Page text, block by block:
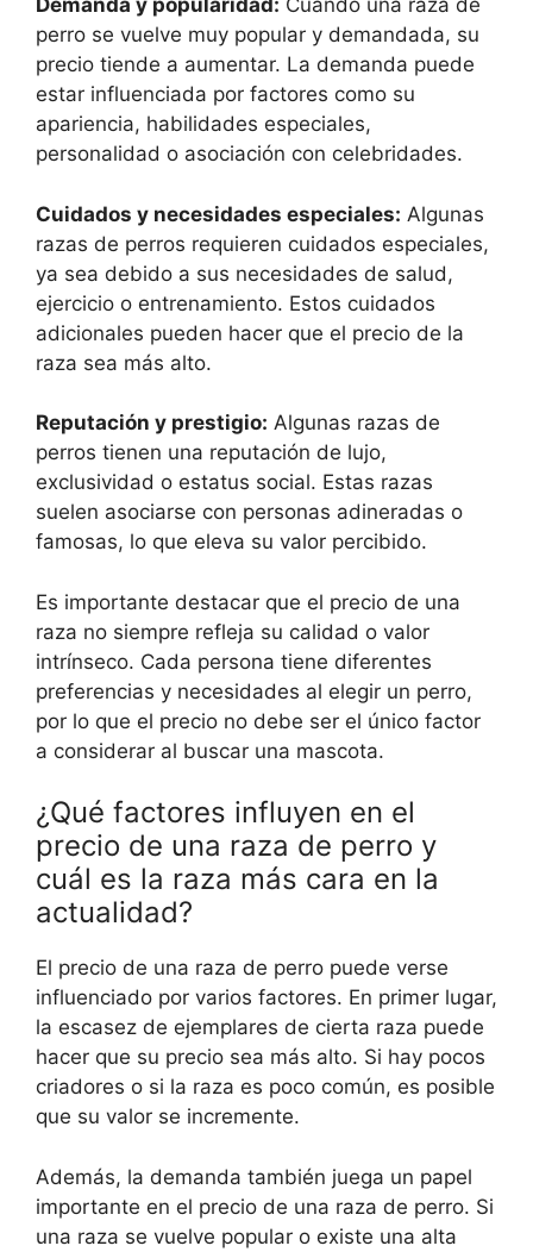
Demanda y popularidad: Cuando una raza de
perro se vuelve muy popular y demandada, su
precio tiende a aumentar. La demanda puede
estar influenciada por factores como su
apariencia, habilidades especiales,
personalidad o asociación con celebridades.
Cuidados y necesidades especiales: Algunas
razas de perros requieren cuidados especiales,
ya sea debido a sus necesidades de salud,
ejercicio o entrenamiento. Estos cuidados
adicionales pueden hacer que el precio de la
raza sea más alto.
Reputación y prestigio: Algunas razas de
perros tienen una reputación de lujo,
exclusividad o estatus social. Estas razas
suelen asociarse con personas adineradas o
famosas, lo que eleva su valor percibido.
Es importante destacar que el precio de una
raza no siempre refleja su calidad o valor
intrínseco. Cada persona tiene diferentes
preferencias y necesidades al elegir un perro,
por lo que el precio no debe ser el único factor
a considerar al buscar una mascota.
¿Qué factores influyen en el
precio de una raza de perro y
cuál es la raza más cara en la
actualidad?
El precio de una raza de perro puede verse
influenciado por varios factores. En primer lugar,
la escasez de ejemplares de cierta raza puede
hacer que su precio sea más alto. Si hay pocos
criadores o si la raza es poco común, es posible
que su valor se incremente.
Además, la demanda también juega un papel
importante en el precio de una raza de perro. Si
una raza se vuelve popular o existe una alta